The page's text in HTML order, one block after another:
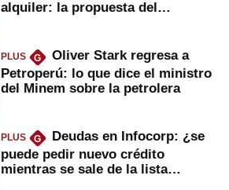
alquiler: la propuesta del
PLUS G
Oliver Stark regresa a
Petroperú: lo que dice el ministro
del Minem sobre la petrolera
PLUS G
Deudas en Infocorp: ¿se
puede pedir nuevo crédito
mientras se sale de la lista